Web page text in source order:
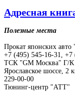
Адресная
Полезные места
Прокат японских
+7 (495) 545-16-31, +7
ТСК "GM Москва" Г/К
Ярославское шоссе,
229-00-00
Тюнинг-центр "АТТ"